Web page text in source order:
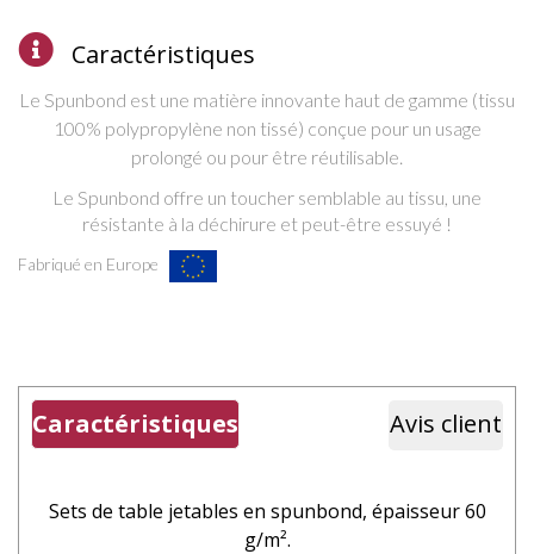
Caractéristiques
Le Spunbond est une matière innovante haut de gamme (tissu
100% polypropylène non tissé) conçue pour un usage
prolongé ou pour être réutilisable.
L e Spunbond offre un toucher semblable au tissu, une
résistante à la déchirure et peut-être essuyé !
Fabriqué en Europe
Caractéristiques Avis client
Sets de table jetables en spunbond, épaisseur 60
g/m².